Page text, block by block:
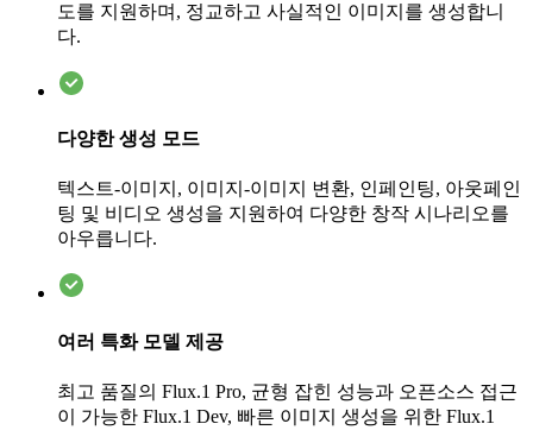
도를 지원하며, 정교하고 사실적인 이미지를 생성합니
다.
다양한 생성 모드
텍스트-이미지, 이미지-이미지 변환, 인페인팅, 아웃페인
팅 및 비디오 생성을 지원하여 다양한 창작 시나리오를
아우릅니다.
여러 특화 모델 제공
최고 품질의 Flux.1 Pro, 균형 잡힌 성능과 오픈소스 접근
이 가능한 Flux.1 Dev, 빠른 이미지 생성을 위한 Flux.1